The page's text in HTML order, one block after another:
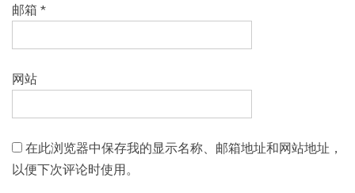
邮箱 *
网站
在此浏览器中保存我的显示名称、邮箱地址和网站地址，
以便下次评论时使用。